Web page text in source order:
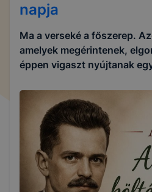
napja
Ma a verseké a főszerep.
amelyek megérintenek,
éppen vigaszt nyújtanak